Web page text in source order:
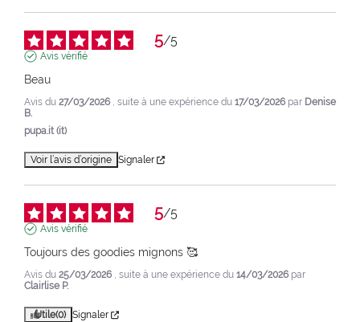
5/5
Avis vérifié
Beau
Avis du 27/03/2026 , suite à une expérience du 17/03/2026 par Denise
B.
pupa.it (it)
Voir l’avis d’origine Signaler
5/5
Avis vérifié
Toujours des goodies mignons 🥰
Avis du 25/03/2026 , suite à une expérience du 14/03/2026 par
Clairlise P.
Utile(0) Signaler